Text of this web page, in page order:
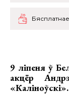
Бясплатнае
9 ліпеня ў
акцёр
«Каліноўскі».